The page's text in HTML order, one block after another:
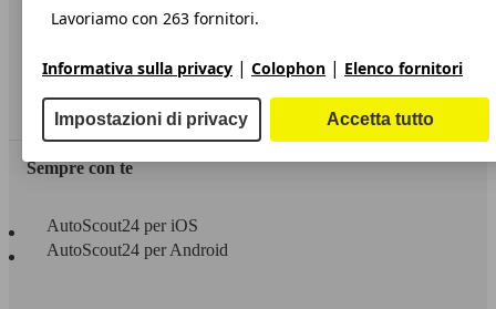
Dichiarazione di Accessibilità
Servizi
Area rivenditori
Sempre con te
AutoScout24 per iOS
AutoScout24 per Android
Lavoriamo con 263 fornitori.
Informativa sulla privacy | Colophon | Elenco fornitori
Impostazioni di privacy Accetta tutto